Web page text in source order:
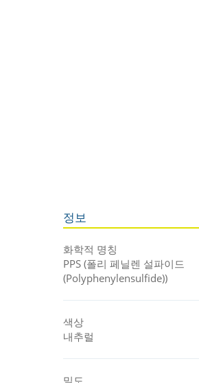
정보
화학적 명칭
PPS (폴리 페닐렌 설파이드
(Polyphenylensulfide))
색상
내추럴
밀도